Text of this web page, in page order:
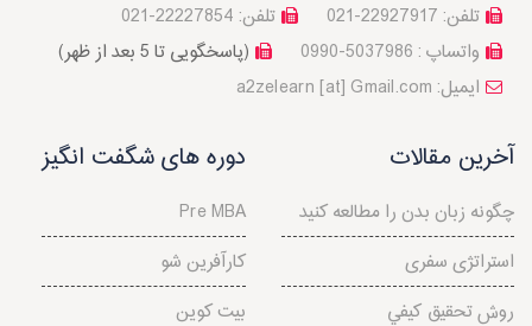
تلفن: 22227854-021
تلفن: 22927917-021
(پاسخگویی تا 5 بعد از ظهر)
واتساپ : 5037986-0990
a2zelearn [at] Gmail.com :ایمیل
آخرین مقالات
چگونه زبان بدن را مطالعه کنید
استراتژی سفری
روش تحقيق كيفي
دوره های شگفت انگیز
Pre MBA
کارآفرین شو
بیت کوین